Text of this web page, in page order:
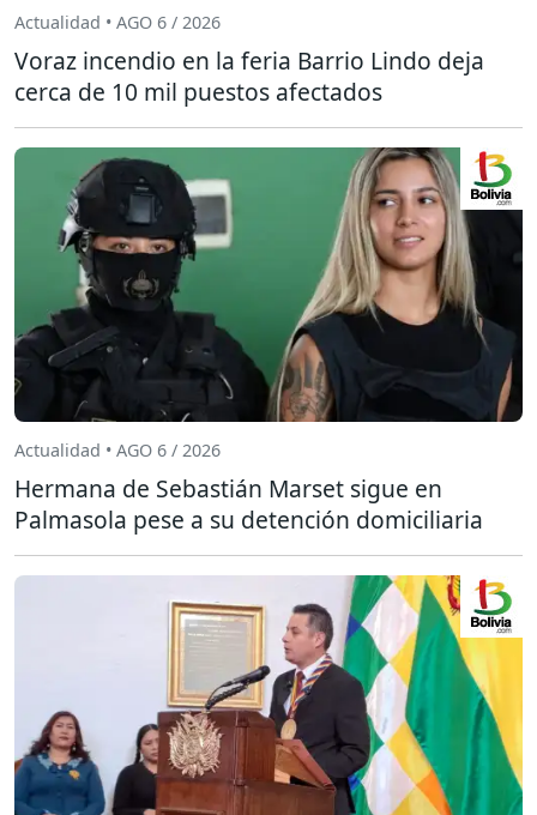
Actualidad • AGO 6 / 2026
Voraz incendio en la feria Barrio Lindo deja
cerca de 10 mil puestos afectados
Actualidad • AGO 6 / 2026
Hermana de Sebastián Marset sigue en
Palmasola pese a su detención domiciliaria